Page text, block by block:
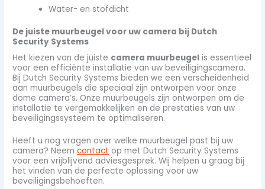
Water- en stofdicht
De juiste muurbeugel voor uw camera bij Dutch
Security Systems
Het kiezen van de juiste camera muurbeugel is essentieel
voor een efficiënte installatie van uw beveiligingscamera.
Bij Dutch Security Systems bieden we een verscheidenheid
aan muurbeugels die speciaal zijn ontworpen voor onze
dome camera’s. Onze muurbeugels zijn ontworpen om de
installatie te vergemakkelijken en de prestaties van uw
beveiligingssysteem te optimaliseren.
Heeft u nog vragen over welke muurbeugel past bij uw
camera? Neemcontact op met Dutch Security Systems
voor een vrijblijvend adviesgesprek. Wij helpen u graag bij
het vinden van de perfecte oplossing voor uw
beveiligingsbehoeften.